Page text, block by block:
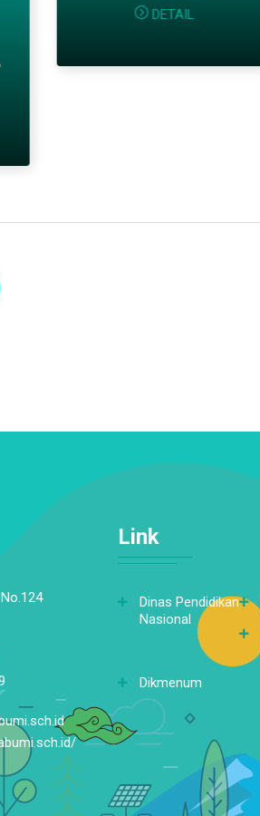
DETAIL
Link
Dinas Pendidikan
Nasional
Dikmenum